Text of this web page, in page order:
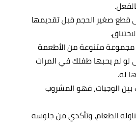
صغير الحجم قبل تقديمها
متنوعة من الأطعمة
لو لم يحبها طفلك في المرات
له.
الوجبات، فهو المشروب
الطعام، وتأكدي من جلوسه